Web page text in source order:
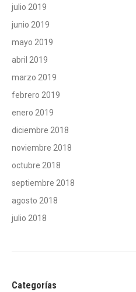
julio 2019
junio 2019
mayo 2019
abril 2019
marzo 2019
febrero 2019
enero 2019
diciembre 2018
noviembre 2018
octubre 2018
septiembre 2018
agosto 2018
julio 2018
Categorías